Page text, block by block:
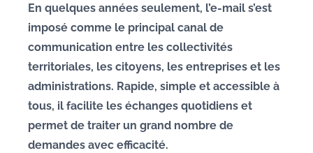
r
M
a
u
r
a
n
e
En quelques années seulement, l’e-mail s’est
imposé comme le principal canal de
communication entre les collectivités
territoriales, les citoyens, les entreprises et les
administrations. Rapide, simple et accessible à
tous, il facilite les échanges quotidiens et
permet de traiter un grand nombre de
demandes avec efficacité.